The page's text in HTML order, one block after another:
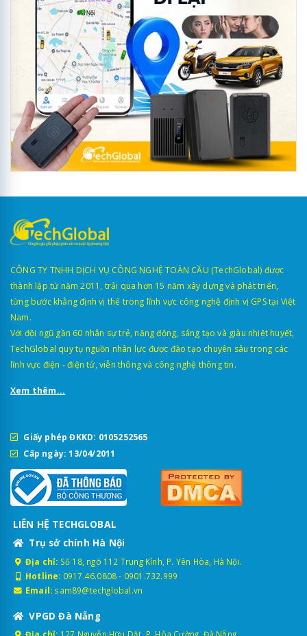
CÔNG TY TNHH DỊCH VỤ CÔNG NGHỆ TOÀN CẦU (TechGlobal) được
thành lập từ năm 2011, trải qua hơn 15 năm xây dựng và phát triển,
từng bước khẳng định vị thế trong lĩnh vực công nghệ định vị GPS tại Việt
Nam.
Với đội ngũ gần 60 nhân sự trẻ, năng động, sáng tạo và giàu nhiệt huyết,
TechGlobal quy tụ nguồn nhân lực được đào tạo chuyên sâu trong các
lĩnh vực điện - điện tử, viễn thông và công nghệ thông tin.
Xem thêm...
Giấy phép ĐKKD: 0105252565
Cấp ngày: 13/04/2011
LIÊN HỆ TECHGLOBAL
Trụ sở chính Hà Nội
Địa chỉ: Số 18, ngõ 112 Trung Kính, P. Yên Hòa, Hà Nội.
Hotline: 0917.46.0808- 0901.732.999
Email: sam89@techglobal.vn
VPGD Đà Nẵng
Địa chỉ: 127 Nguyễn Hữu Dật, P. Hòa Cường, Đà Nẵng